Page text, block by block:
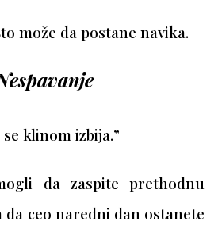
može da postane navika.
se klinom izbija.”
da zaspite prethodnu
ceo naredni dan ostanete